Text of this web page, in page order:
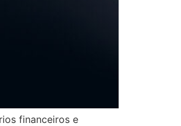
financeiros e